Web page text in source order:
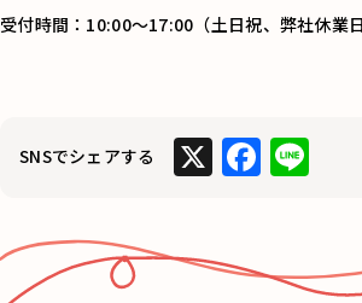
受付時間：10:00～17:00（土日祝、弊社休業日
SNSでシェアする X F
e
Li